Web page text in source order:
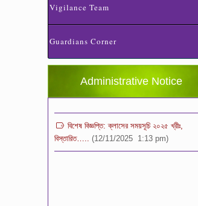
Vigilance Team
Guardians Corner
Administrative Notice
২০২৬ শিক্ষাবর্ষে ভর্তি পুন: বিজ্ঞপ্তিঃ শিশু থেকে নবম
(11/12/2025 2:38 pm)
বিস্তারিত….. (12/11/2025 1:13 pm)